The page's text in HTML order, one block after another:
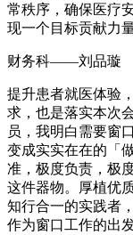
常秩序，确保医疗
现一个目标贡献力量
财务科——刘品璇
提升患者就医体验
求，也是落实本次
员，我明白需要窗
变成实实在在的「
准，极度负责，极
这件器物。厚植优
知行合一的实践者
作为窗口工作的出